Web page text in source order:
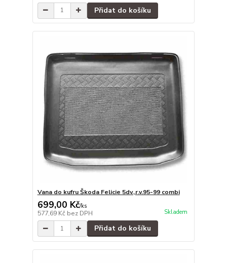
Přidat do košíku
Vana do kufru Škoda Felicie 5dv.,r.v.95-99 combi
699,00 Kč/ks
577,69 Kč bez DPH Skladem
Přidat do košíku